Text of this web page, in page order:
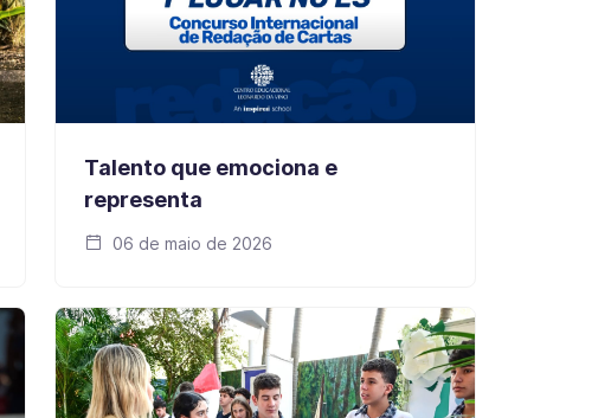
Talento que emociona e
representa
06 de maio de 2026